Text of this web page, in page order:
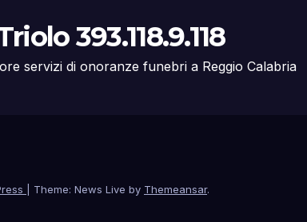
393.118.9.118
servizi di onoranze funebri a Reggio Calabria
Theme: News Live by Themeansar.